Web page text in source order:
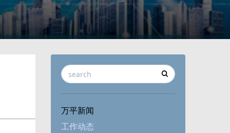
万平新闻
工作动态